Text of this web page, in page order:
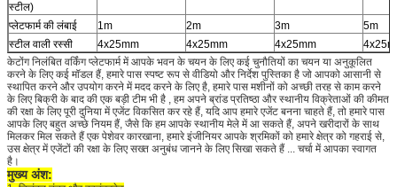
स्टील)
प्लेटफार्म की लंबाई 1m 2m 3m
5m
स्टील वाली रस्सी
4x25mm 4x25mm 4x25mm
केटोंग निलंबित वर्किंग प्लेटफार्म में आपके भवन के चयन के लिए कई चुनौतियों का चयन या अनुकूलित
करने के लिए कई मॉडल हैं, हमारे पास स्पष्ट रूप से वीडियो और निर्देश पुस्तिका है जो आपको आसानी से
स्थापित करने और उपयोग करने में मदद करने के लिए है, हमारे पास मशीनों को अच्छी तरह से काम करने
के लिए बिक्री के बाद की एक बड़ी टीम भी है , हम अपने ब्रांड प्रतिष्ठा और स्थानीय विक्रेताओं की कीमत
की रक्षा के लिए पूरी दुनिया में एजेंट विकसित कर रहे हैं, यदि आप हमारे एजेंट बनना चाहते हैं, तो हमारे पास
आपके लिए बहुत अच्छे नियम हैं, जैसे कि हम आपके स्थानीय मेले में आ सकते हैं, अपने खरीदारों के साथ
मिलकर मिल सकते हैं एक पेशेवर कारखाना, हमारे इंजीनियर आपके श्रमिकों को हमारे क्षेत्र को गहराई से,
उस क्षेत्र में एजेंटों की रक्षा के लिए सख्त अनुबंध जानने के लिए सिखा सकते हैं ... चर्चा में आपका स्वागत
है।
मुख्य अंश: